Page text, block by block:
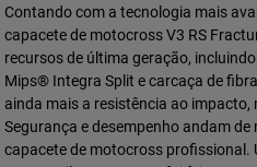
Contando com a tecnologia mais
capacete de motocross V3 RS
recursos de última geração,
Mips® Integra Split e carcaça de
ainda mais a resistência ao impacto,
Segurança e desempenho andam
capacete de motocross profissional.